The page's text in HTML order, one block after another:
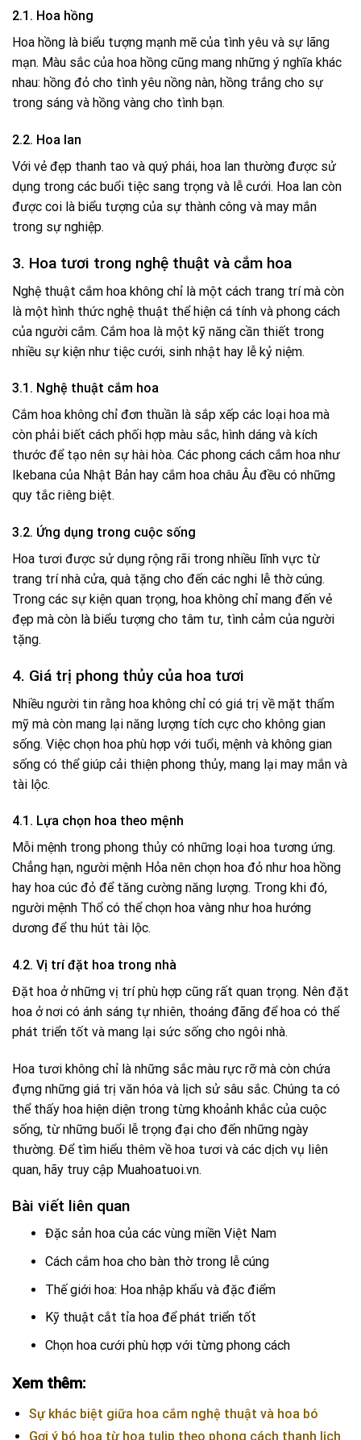
2.1. Hoa hồng
Hoa hồng là biểu tượng mạnh mẽ của tình yêu và sự lãng
mạn. Màu sắc của hoa hồng cũng mang những ý nghĩa khác
nhau: hồng đỏ cho tình yêu nồng nàn, hồng trắng cho sự
trong sáng và hồng vàng cho tình bạn.
2.2. Hoa lan
Với vẻ đẹp thanh tao và quý phái, hoa lan thường được sử
dụng trong các buổi tiệc sang trọng và lễ cưới. Hoa lan còn
được coi là biểu tượng của sự thành công và may mắn
trong sự nghiệp.
3. Hoa tươi trong nghệ thuật và cắm hoa
Nghệ thuật cắm hoa không chỉ là một cách trang trí mà còn
là một hình thức nghệ thuật thể hiện cá tính và phong cách
của người cắm. Cắm hoa là một kỹ năng cần thiết trong
nhiều sự kiện như tiệc cưới, sinh nhật hay lễ kỷ niệm.
3.1. Nghệ thuật cắm hoa
Cắm hoa không chỉ đơn thuần là sắp xếp các loại hoa mà
còn phải biết cách phối hợp màu sắc, hình dáng và kích
thước để tạo nên sự hài hòa. Các phong cách cắm hoa như
Ikebana của Nhật Bản hay cắm hoa châu Âu đều có những
quy tắc riêng biệt.
3.2. Ứng dụng trong cuộc sống
Hoa tươi được sử dụng rộng rãi trong nhiều lĩnh vực từ
trang trí nhà cửa, quà tặng cho đến các nghi lễ thờ cúng.
Trong các sự kiện quan trọng, hoa không chỉ mang đến vẻ
đẹp mà còn là biểu tượng cho tâm tư, tình cảm của người
tặng.
4. Giá trị phong thủy của hoa tươi
Nhiều người tin rằng hoa không chỉ có giá trị về mặt thẩm
mỹ mà còn mang lại năng lượng tích cực cho không gian
sống. Việc chọn hoa phù hợp với tuổi, mệnh và không gian
sống có thể giúp cải thiện phong thủy, mang lại may mắn và
tài lộc.
4.1. Lựa chọn hoa theo mệnh
Mỗi mệnh trong phong thủy có những loại hoa tương ứng.
Chẳng hạn, người mệnh Hỏa nên chọn hoa đỏ như hoa hồng
hay hoa cúc đỏ để tăng cường năng lượng. Trong khi đó,
người mệnh Thổ có thể chọn hoa vàng như hoa hướng
dương để thu hút tài lộc.
4.2. Vị trí đặt hoa trong nhà
Đặt hoa ở những vị trí phù hợp cũng rất quan trọng. Nên đặt
hoa ở nơi có ánh sáng tự nhiên, thoáng đãng để hoa có thể
phát triển tốt và mang lại sức sống cho ngôi nhà.
Hoa tươi không chỉ là những sắc màu rực rỡ mà còn chứa
đựng những giá trị văn hóa và lịch sử sâu sắc. Chúng ta có
thể thấy hoa hiện diện trong từng khoảnh khắc của cuộc
sống, từ những buổi lễ trọng đại cho đến những ngày
thường. Để tìm hiểu thêm về hoa tươi và các dịch vụ liên
quan, hãy truy cập Muahoatuoi.vn.
Bài viết liên quan
Đặc sản hoa của các vùng miền Việt Nam
Cách cắm hoa cho bàn thờ trong lễ cúng
Thế giới hoa: Hoa nhập khẩu và đặc điểm
Kỹ thuật cắt tỉa hoa để phát triển tốt
Chọn hoa cưới phù hợp với từng phong cách
Xem thêm:
Sự khác biệt giữa hoa cắm nghệ thuật và hoa bó
Gợi ý bó hoa từ hoa tulip theo phong cách thanh lịch